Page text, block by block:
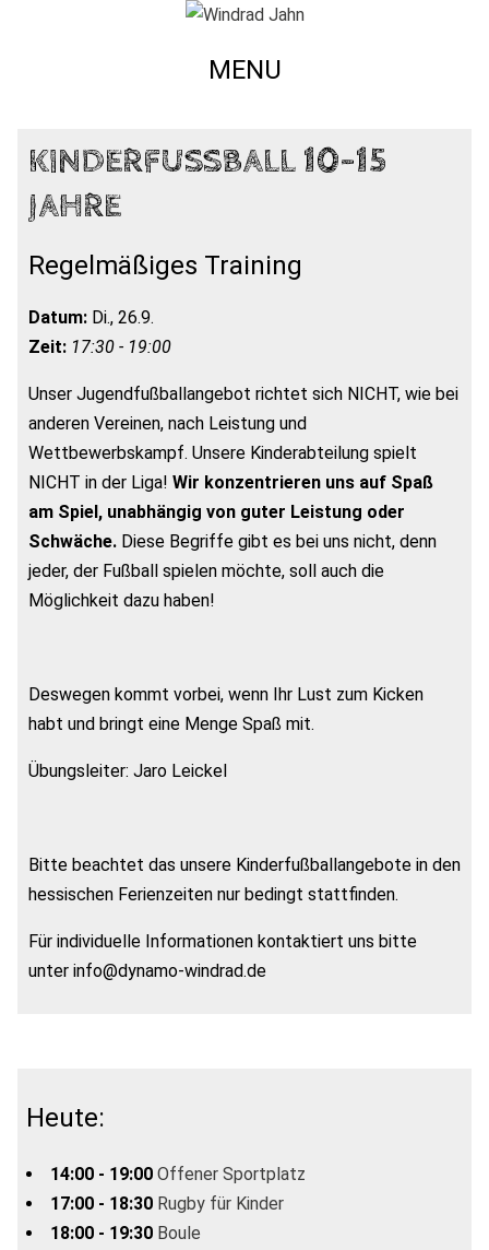
MENU
KINDERFUSSBALL 10-15 J
AHRE
Regelmäßiges Training
Datum: Di., 26.9.
Zeit: 17:30 - 19:00
Unser Jugendfußballangebot richtet sich NICHT, wie bei
anderen Vereinen, nach Leistung und
Wettbewerbskampf. Unsere Kinderabteilung spielt
NICHT in der Liga! Wir konzentrieren uns auf Spaß
am Spiel, unabhängig von guter Leistung oder
Schwäche. Diese Begriffe gibt es bei uns nicht, denn
jeder, der Fußball spielen möchte, soll auch die
Möglichkeit dazu haben!
Deswegen kommt vorbei, wenn Ihr Lust zum Kicken
habt und bringt eine Menge Spaß mit.
Übungsleiter: Jaro Leickel
Bitte beachtet das unsere Kinderfußballangebote in den
hessischen Ferienzeiten nur bedingt stattfinden.
Für individuelle Informationen kontaktiert uns bitte
unter info@dynamo-windrad.de
Heute:
14:00 - 19:00 Offener Sportplatz
17:00 - 18:30 Rugby für Kinder
18:00 - 19:30 Boule